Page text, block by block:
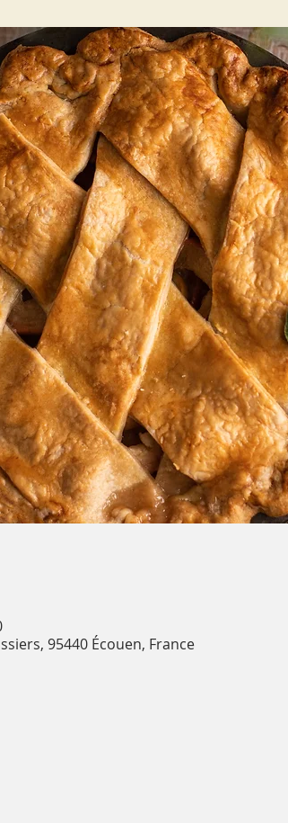
95440 Écouen, France